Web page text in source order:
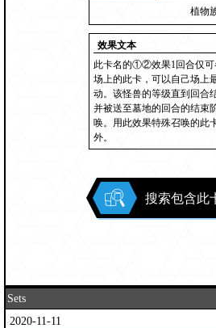
植物
效果文本
此卡名的①②效果1回合仅可
场上的此卡，可以自己场上
动。该怪兽的等级直到回合
并被送至墓地的回合的结束
唤。用此效果特殊召唤的此
外。
搜索包含此
Sets
2020-11-11